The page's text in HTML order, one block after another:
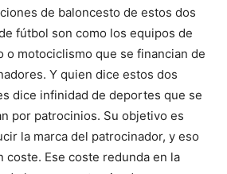
de baloncesto de estos dos
fútbol son como los equipos de
o motociclismo que se financian de
Y quien dice estos dos
dice infinidad de deportes que se
por patrocinios. Su objetivo es
la marca del patrocinador, y eso
coste. Ese coste redunda en la